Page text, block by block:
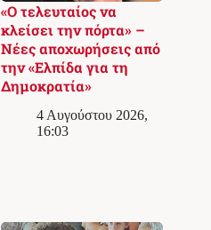
«Ο τελευταίος να
κλείσει την πόρτα» –
Νέες αποχωρήσεις από
την «Ελπίδα για τη
Δημοκρατία»
4 Αυγούστου 2026,
16:03